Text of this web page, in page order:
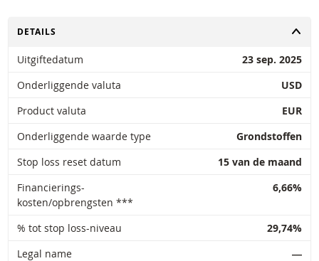
TOGGLE
DETAILS
Uitgiftedatum
23 sep. 2025
Onderliggende valuta
USD
Product valuta
EUR
Onderliggende waarde type
Grondstoffen
Stop loss reset datum
15 van de maand
Financierings-
kosten/opbrengsten ***
6,66%
% tot stop loss-niveau
29,74%
Legal name
―